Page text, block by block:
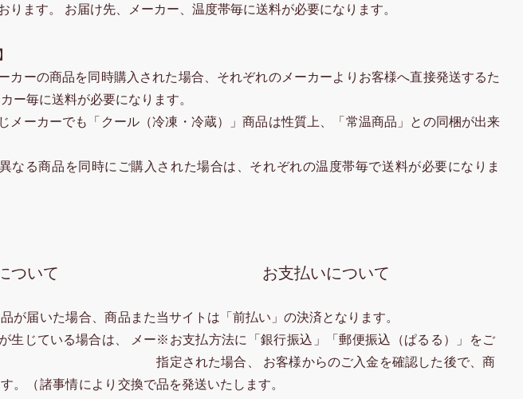
ります。 お届け先、メーカー、温度帯毎に送料が必要になります。
カーの商品を同時購入された場合、それぞれのメーカーよりお客様へ直接発送するた
ー毎に送料が必要になります。
メーカーでも「クール（冷凍・冷蔵）」商品は性質上、「常温商品」との同梱が出来
なる商品を同時にご購入された場合は、それぞれの温度帯毎で送料が必要になりま
ついて
が届いた場合、商品また
生じている場合は、 メー
。（諸事情により交換で
お支払いについて
当サイトは「前払い」の決済となります。
※お支払方法に「銀行振込」「郵便振込（ぱるる）」をご
指定された場合、 お客様からのご入金を確認した後で、商
品を発送いたします。